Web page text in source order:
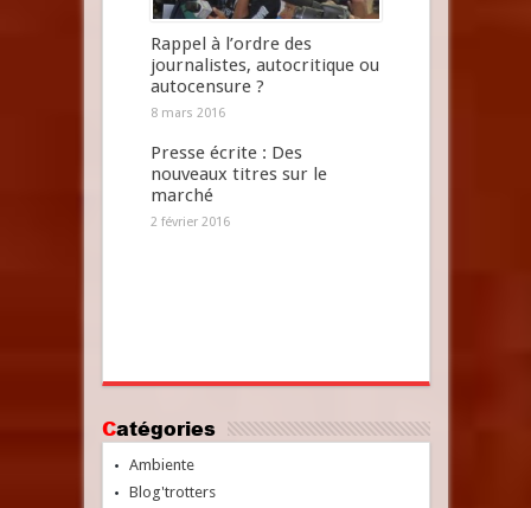
Rappel à l’ordre des
journalistes, autocritique ou
autocensure ?
8 mars 2016
Presse écrite : Des
nouveaux titres sur le
marché
2 février 2016
Catégories
Ambiente
Blog'trotters